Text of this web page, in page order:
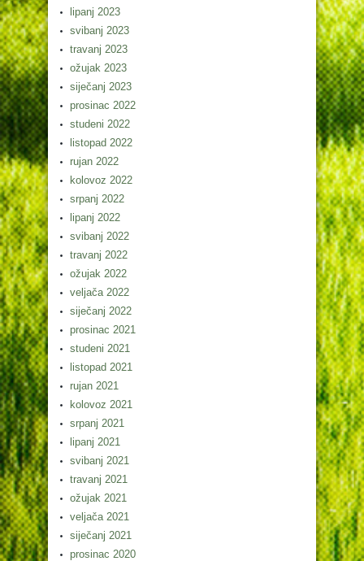
lipanj 2023
svibanj 2023
travanj 2023
ožujak 2023
siječanj 2023
prosinac 2022
studeni 2022
listopad 2022
rujan 2022
kolovoz 2022
srpanj 2022
lipanj 2022
svibanj 2022
travanj 2022
ožujak 2022
veljača 2022
siječanj 2022
prosinac 2021
studeni 2021
listopad 2021
rujan 2021
kolovoz 2021
srpanj 2021
lipanj 2021
svibanj 2021
travanj 2021
ožujak 2021
veljača 2021
siječanj 2021
prosinac 2020